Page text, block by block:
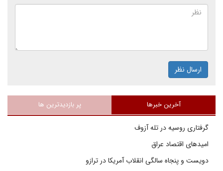
ارسال نظر
آخرین خبرها پر بازدیدترین ها
گرفتاری روسیه در تله آزوف
امیدهای اقتصاد عراق
دویست و پنجاه سالگی انقلاب آمریکا در ترازو